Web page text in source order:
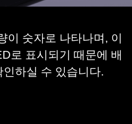
이 숫자로 나타나며, 이
로 표시되기 때문에 배
하실 수 있습니다.